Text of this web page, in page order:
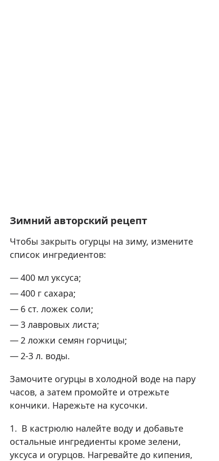
Зимний авторский рецепт
Чтобы закрыть огурцы на зиму, измените
список ингредиентов:
400 мл уксуса;
400 г сахара;
6 ст. ложек соли;
3 лавровых листа;
2 ложки семян горчицы;
2-3 л. воды.
Замочите огурцы в холодной воде на пару
часов, а затем промойте и отрежьте
кончики. Нарежьте на кусочки.
В кастрюлю налейте воду и добавьте
остальные ингредиенты кроме зелени,
уксуса и огурцов. Нагревайте до кипения,